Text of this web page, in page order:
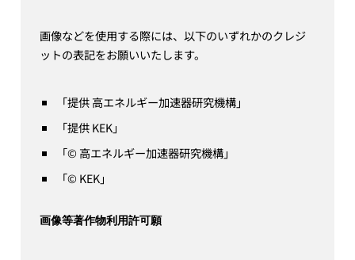
画像などを使用する際には、以下のいずれかのクレジ
ットの表記をお願いいたします。
「提供 高エネルギー加速器研究機構」
「提供 KEK」
「© 高エネルギー加速器研究機構」
「© KEK」
画像等著作物利用許可願